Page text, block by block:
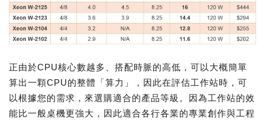
正由於CPU核心數越多、搭配時脈的高低，可以大概簡單
算出一顆CPU的整體「算力」，因此在評估工作站時，可
以根據您的需求，來選購適合的產品等級。因為工作站的效
能比一般桌機更強大，因此適合各行各業的專業創作與工程